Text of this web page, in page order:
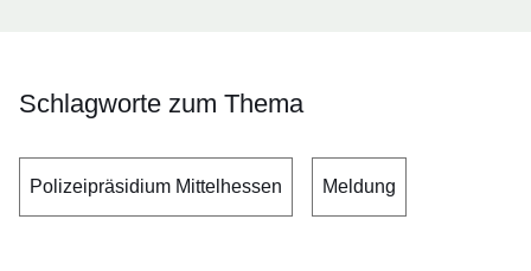
Schlagworte zum Thema
Polizeipräsidium Mittelhessen Meldung